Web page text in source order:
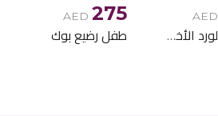
AED
بوكيه الورد الأخمر والابيض
AED 275
طفل رضيع بوك